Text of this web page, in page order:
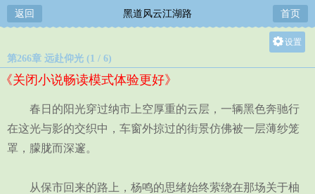
返回 黑道风云江湖路 首页
设置
中
小
第266章 远赴仰光 (1 / 6)
《关闭小说畅读模式体验更好》
春日的阳光穿过纳市上空厚重的云层，一辆黑色奔驰行
在这光与影的交织中，车窗外掠过的街景仿佛被一层薄纱笼
罩，朦胧而深邃。
从保市回来的路上，杨鸣的思绪始终萦绕在那场关于柚